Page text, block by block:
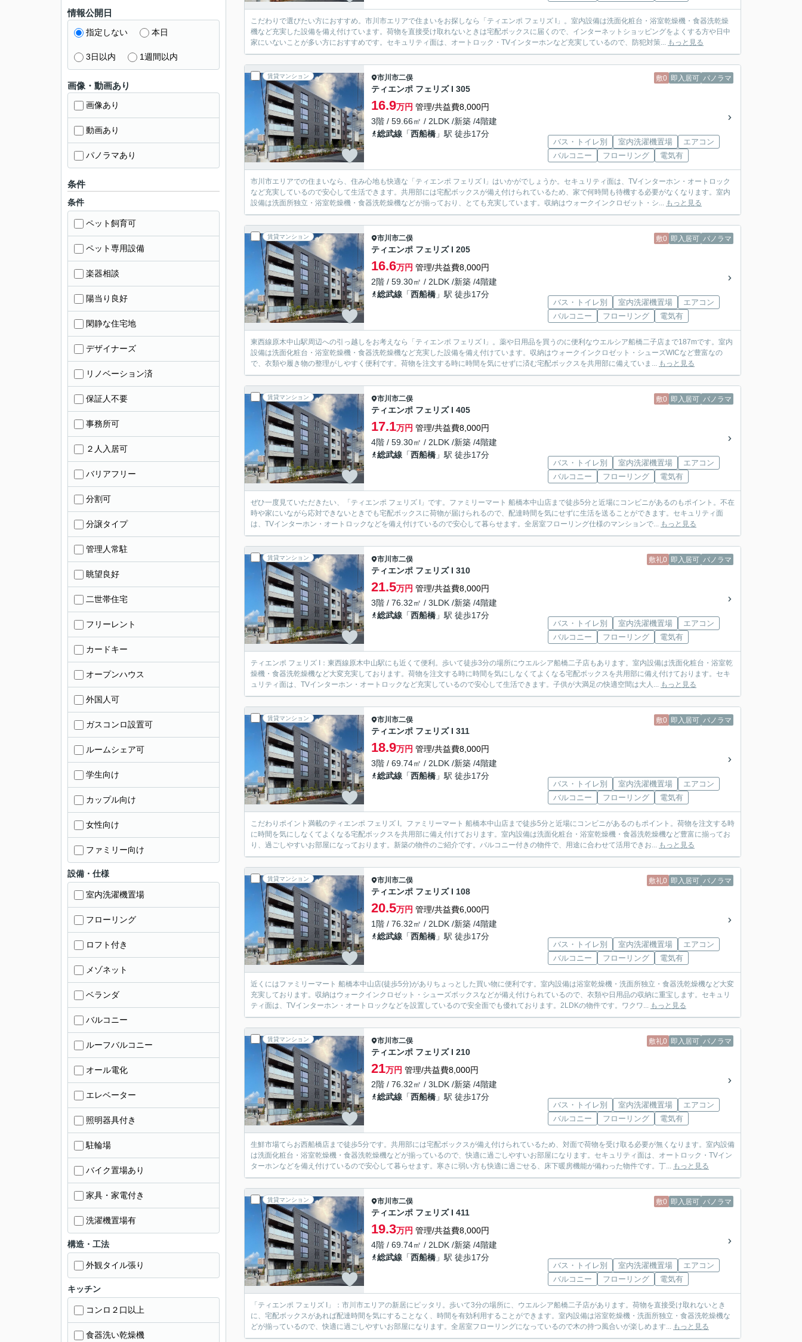
こだわりで選びたい方におすすめ。市川市エリアで住まいをお探しなら「ティエンポ フェリズ I」。室内設備は洗面化粧台・浴室乾燥機・食器洗乾燥
機など充実した設備を備え付けています。荷物を直接受け取れないときは宅配ボックスに届くので、インターネットショッピングをよくする方や日中
家にいないことが多い方におすすめです。セキュリティ面は、オートロック・TVインターホンなど充実しているので、防犯対策... もっと見る
賃貸マンション 敷0 即入居可 パノラマ
市川市二俣
ティエンポ フェリズ I 305
16.9万円 管理/共益費8,000円
3階 / 59.66㎡ / 2LDK /新築 /4階建
総武線 「西船橋 」駅 徒歩17分
バス・トイレ別 室内洗濯機置場
エアコン
バルコニー
フローリング 電気有
市川市エリアでの住まいなら、住み心地も快適な「ティエンポ フェリズ I」はいかがでしょうか。セキュリティ面は、TVインターホン・オートロック
など充実しているので安心して生活できます。共用部には宅配ボックスが備え付けられているため、家で何時間も待機する必要がなくなります。室内
設備は洗面所独立・浴室乾燥機・食器洗乾燥機などが揃っており、とても充実しています。収納はウォークインクロゼット・シ... もっと見る
賃貸マンション 敷0 即入居可 パノラマ
市川市二俣
ティエンポ フェリズ I 205
16.6万円 管理/共益費8,000円
2階 / 59.30㎡ / 2LDK /新築 /4階建
総武線 「西船橋 」駅 徒歩17分
バス・トイレ別 室内洗濯機置場
エアコン
バルコニー
フローリング 電気有
東西線原木中山駅周辺への引っ越しをお考えなら「ティエンポ フェリズ I」。薬や日用品を買うのに便利なウエルシア船橋二子店まで187mです。室内
設備は洗面化粧台・浴室乾燥機・食器洗乾燥機など充実した設備を備え付けています。収納はウォークインクロゼット・シューズWICなど豊富なの
で、衣類や履き物の整理がしやすく便利です。荷物を注文する時に時間を気にせずに済む宅配ボックスを共用部に備えていま... もっと見る
賃貸マンション 敷0 即入居可 パノラマ
市川市二俣
ティエンポ フェリズ I 405
17.1万円 管理/共益費8,000円
4階 / 59.30㎡ / 2LDK /新築 /4階建
総武線 「西船橋 」駅 徒歩17分
バス・トイレ別 室内洗濯機置場
エアコン
バルコニー
フローリング 電気有
ぜひ一度見ていただきたい、「ティエンポ フェリズ I」です。ファミリーマート 船橋本中山店まで徒歩5分と近場にコンビニがあるのもポイント。不在
時や家にいながら応対できないときでも宅配ボックスに荷物が届けられるので、配達時間を気にせずに生活を送ることができます。セキュリティ面
は、TVインターホン・オートロックなどを備え付けているので安心して暮らせます。全居室フローリング仕様のマンションで... もっと見る
賃貸マンション 敷礼0 即入居可 パノラマ
市川市二俣
ティエンポ フェリズ I 310
21.5万円 管理/共益費8,000円
3階 / 76.32㎡ / 3LDK /新築 /4階建
総武線 「西船橋 」駅 徒歩17分
バス・トイレ別 室内洗濯機置場
エアコン
バルコニー
フローリング 電気有
ティエンポ フェリズ I：東西線原木中山駅にも近くて便利。歩いて徒歩3分の場所にウエルシア船橋二子店もあります。室内設備は洗面化粧台・浴室乾
燥機・食器洗乾燥機など大変充実しております。荷物を注文する時に時間を気にしなくてよくなる宅配ボックスを共用部に備え付けております。セキ
ュリティ面は、TVインターホン・オートロックなど充実しているので安心して生活できます。子供が大満足の快適空間は大人... もっと見る
賃貸マンション 敷0 即入居可 パノラマ
市川市二俣
ティエンポ フェリズ I 311
18.9万円 管理/共益費8,000円
3階 / 69.74㎡ / 2LDK /新築 /4階建
総武線 「西船橋 」駅 徒歩17分
バス・トイレ別 室内洗濯機置場
エアコン
バルコニー
フローリング 電気有
こだわりポイント満載のティエンポ フェリズ I。ファミリーマート 船橋本中山店まで徒歩5分と近場にコンビニがあるのもポイント。荷物を注文する時
に時間を気にしなくてよくなる宅配ボックスを共用部に備え付けております。室内設備は洗面化粧台・浴室乾燥機・食器洗乾燥機など豊富に揃ってお
り、過ごしやすいお部屋になっております。新築の物件のご紹介です。バルコニー付きの物件で、用途に合わせて活用できお... もっと見る
賃貸マンション 敷礼0 即入居可 パノラマ
市川市二俣
ティエンポ フェリズ I 108
20.5万円 管理/共益費6,000円
1階 / 76.32㎡ / 2LDK /新築 /4階建
総武線 「西船橋 」駅 徒歩17分
バス・トイレ別 室内洗濯機置場
エアコン
バルコニー
フローリング 電気有
近くにはファミリーマート 船橋本中山店(徒歩5分)がありちょっとした買い物に便利です。室内設備は浴室乾燥機・洗面所独立・食器洗乾燥機など大変
充実しております。収納はウォークインクロゼット・シューズボックスなどが備え付けられているので、衣類や日用品の収納に重宝します。セキュリ
ティ面は、TVインターホン・オートロックなどを設置しているので安全面でも優れております。2LDKの物件です。ワクワ... もっと見る
賃貸マンション 敷礼0 即入居可 パノラマ
市川市二俣
ティエンポ フェリズ I 210
21万円 管理/共益費8,000円
2階 / 76.32㎡ / 3LDK /新築 /4階建
総武線 「西船橋 」駅 徒歩17分
バス・トイレ別 室内洗濯機置場
エアコン
バルコニー
フローリング 電気有
生鮮市場てらお西船橋店まで徒歩5分です。共用部には宅配ボックスが備え付けられているため、対面で荷物を受け取る必要が無くなります。室内設備
は洗面化粧台・浴室乾燥機・食器洗乾燥機などが揃っているので、快適に過ごしやすいお部屋になります。セキュリティ面は、オートロック・TVイン
ターホンなどを備え付けているので安心して暮らせます。寒さに弱い方も快適に過ごせる、床下暖房機能が備わった物件です。丁... もっと見る
賃貸マンション 敷0 即入居可 パノラマ
市川市二俣
ティエンポ フェリズ I 411
19.3万円 管理/共益費8,000円
4階 / 69.74㎡ / 2LDK /新築 /4階建
総武線 「西船橋 」駅 徒歩17分
バス・トイレ別 室内洗濯機置場
エアコン
バルコニー
フローリング 電気有
「ティエンポ フェリズ I」：市川市エリアの新居にピッタリ。歩いて3分の場所に、ウエルシア船橋二子店があります。荷物を直接受け取れないとき
に、宅配ボックスがあれば配達時間を気にすることなく、時間を有効利用することができます。室内設備は浴室乾燥機・洗面所独立・食器洗乾燥機な
どが揃っているので、快適に過ごしやすいお部屋になります。全居室フローリングになっているので木の持つ風合いが楽しめます... もっと見る
情報公開日
指定しない 本日
3日以内 1週間以内
画像・動画あり
画像あり
動画あり
パノラマあり
条件
条件
ペット飼育可
ペット専用設備
楽器相談
陽当り良好
閑静な住宅地
デザイナーズ
リノベーション済
保証人不要
事務所可
２人入居可
バリアフリー
分割可
分譲タイプ
管理人常駐
眺望良好
二世帯住宅
フリーレント
カードキー
オープンハウス
外国人可
ガスコンロ設置可
ルームシェア可
学生向け
カップル向け
女性向け
ファミリー向け
設備・仕様
室内洗濯機置場
フローリング
ロフト付き
メゾネット
ベランダ
バルコニー
ルーフバルコニー
オール電化
エレベーター
照明器具付き
駐輪場
バイク置場あり
家具・家電付き
洗濯機置場有
構造・工法
外観タイル張り
キッチン
コンロ２口以上
食器洗い乾燥機